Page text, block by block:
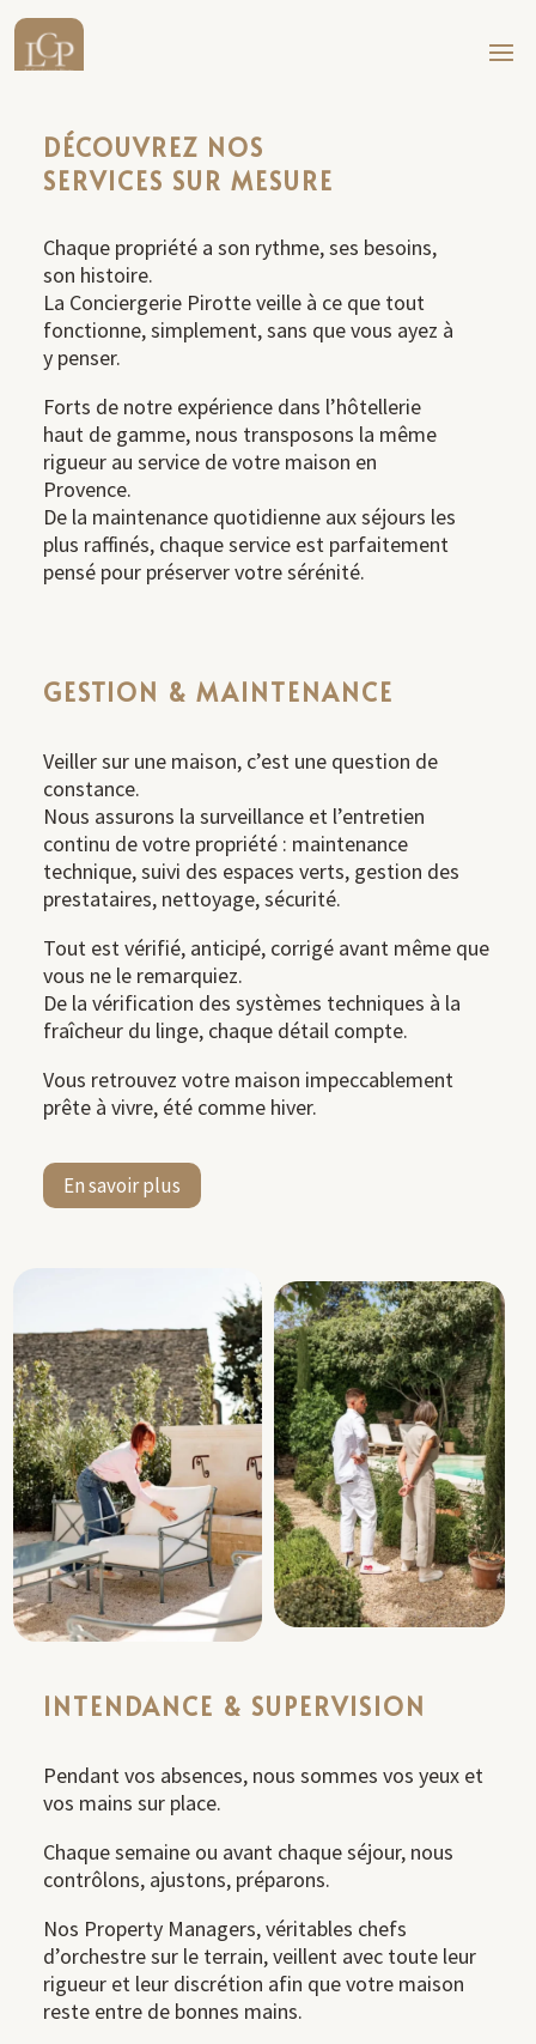
DÉCOUVREZ NOS
SERVICES SUR MESURE
Chaque propriété a son rythme, ses besoins,
son histoire.
La Conciergerie Pirotte veille à ce que tout
fonctionne, simplement, sans que vous ayez à
y penser.
Forts de notre expérience dans l’hôtellerie
haut de gamme, nous transposons la même
rigueur au service de votre maison en
Provence.
De la maintenance quotidienne aux séjours les
plus raffinés, chaque service est parfaitement
pensé pour préserver votre sérénité.
GESTION & MAINTENANCE
Veiller sur une maison, c’est une question de
constance.
Nous assurons la surveillance et l’entretien
continu de votre propriété : maintenance
technique, suivi des espaces verts, gestion des
prestataires, nettoyage, sécurité.
Tout est vérifié, anticipé, corrigé avant même que
vous ne le remarquiez.
De la vérification des systèmes techniques à la
fraîcheur du linge, chaque détail compte.
Vous retrouvez votre maison impeccablement
prête à vivre, été comme hiver.
En savoir plus
INTENDANCE & SUPERVISION
Pendant vos absences, nous sommes vos yeux et
vos mains sur place.
Chaque semaine ou avant chaque séjour, nous
contrôlons, ajustons, préparons.
Nos Property Managers, véritables chefs
d’orchestre sur le terrain, veillent avec toute leur
rigueur et leur discrétion afin que votre maison
reste entre de bonnes mains.